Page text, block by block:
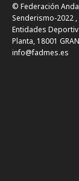
© Federación
Senderismo-2022
Entidades
Planta, 18001
info@fadmes.es